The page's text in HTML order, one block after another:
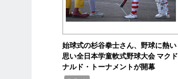
始球式の杉谷拳士さん、野球に熱い
思い全日本学童軟式野球大会 マクド
ナルド・トーナメントが開幕